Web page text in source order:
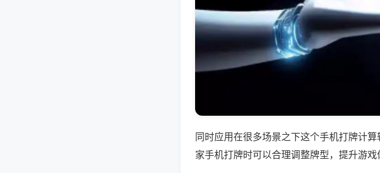
同时应用在很多场景之下这个手机打牌计
家手机打牌时可以合理调整牌型，提升游戏